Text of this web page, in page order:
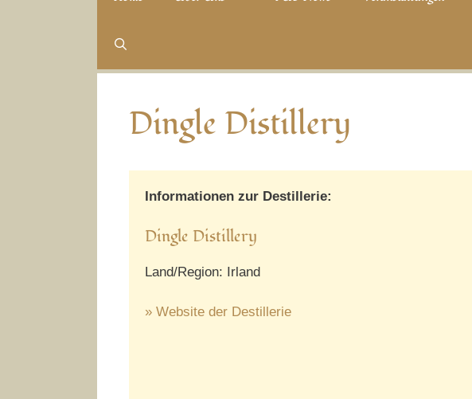
Dingle Distillery
Informationen zur Destillerie:
Dingle Distillery
Land/Region: Irland
» Website der Destillerie